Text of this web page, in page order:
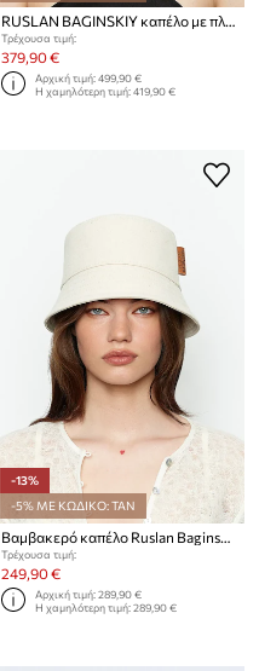
Τρέχουσα τιμή:
379,90 €
Αρχική τιμή:499,90 €
Η χαμηλότερη τιμή:419,90 €
-13%
-5% ΜΕ ΚΩΔΙΚΟ: TAN
Βαμβακερό καπέλο Ruslan Baginskiy Ruslan Baginskiy Logo Patch Bucket Hat
Τρέχουσα τιμή:
249,90 €
Αρχική τιμή:289,90 €
Η χαμηλότερη τιμή:289,90 €